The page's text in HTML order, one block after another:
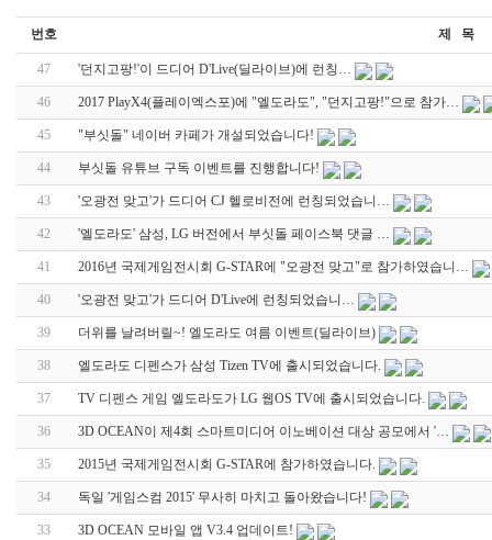
번호 제 목
47 '던지고팡!'이 드디어 D'Live(딜라이브)에 런칭…
46 2017 PlayX4(플레이엑스포)에 "엘도라도", "던지고팡!"으로 참가…
45 "부싯돌" 네이버 카페가 개설되었습니다!
44 부싯돌 유튜브 구독 이벤트를 진행합니다!
43 '오광전 맞고'가 드디어 CJ 헬로비전에 런칭되었습니…
42 '엘도라도' 삼성, LG 버전에서 부싯돌 페이스북 댓글 …
41 2016년 국제게임전시회 G-STAR에 "오광전 맞고"로 참가하였습니…
40 '오광전 맞고'가 드디어 D'Live에 런칭되었습니…
39 더위를 날려버릴~! 엘도라도 여름 이벤트(딜라이브)
38 엘도라도 디펜스가 삼성 Tizen TV에 출시되었습니다.
37 TV 디펜스 게임 엘도라도가 LG 웹OS TV에 출시되었습니다.
36 3D OCEAN이 제4회 스마트미디어 이노베이션 대상 공모에서 '…
35 2015년 국제게임전시회 G-STAR에 참가하였습니다.
34 독일 '게임스컴 2015' 무사히 마치고 돌아왔습니다!
33 3D OCEAN 모바일 앱 V3.4 업데이트!